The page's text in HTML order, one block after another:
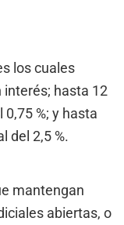
los cuales
interés; hasta 12
%; y hasta
del 2,5 %.
mantengan
abiertas, o